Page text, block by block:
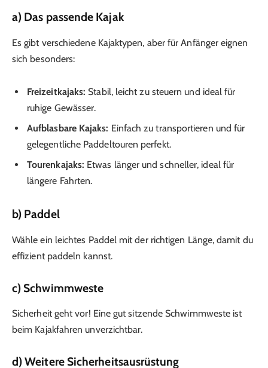
a) Das passende Kajak
Es gibt verschiedene Kajaktypen, aber für Anfänger eignen
sich besonders:
Freizeitkajaks: Stabil, leicht zu steuern und ideal für
ruhige Gewässer.
Aufblasbare Kajaks: Einfach zu transportieren und für
gelegentliche Paddeltouren perfekt.
Tourenkajaks: Etwas länger und schneller, ideal für
längere Fahrten.
b) Paddel
Wähle ein leichtes Paddel mit der richtigen Länge, damit du
effizient paddeln kannst.
c) Schwimmweste
Sicherheit geht vor! Eine gut sitzende Schwimmweste ist
beim Kajakfahren unverzichtbar.
d) Weitere Sicherheitsausrüstung